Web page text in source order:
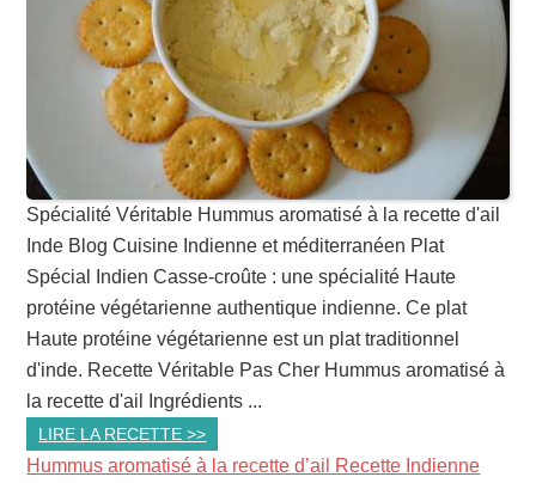
Spécialité Véritable Hummus aromatisé à la recette d'ail
Inde Blog Cuisine Indienne et méditerranéen Plat
Spécial Indien Casse-croûte : une spécialité Haute
protéine végétarienne authentique indienne. Ce plat
Haute protéine végétarienne est un plat traditionnel
d'inde. Recette Véritable Pas Cher Hummus aromatisé à
la recette d'ail Ingrédients ...
LIRE LA RECETTE >>
Hummus aromatisé à la recette d’ail Recette Indienne